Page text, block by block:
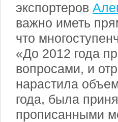
экспортеров
важно иметь
что
«До 2012 года
вопросами, и
нарастила
года, была
прописанными